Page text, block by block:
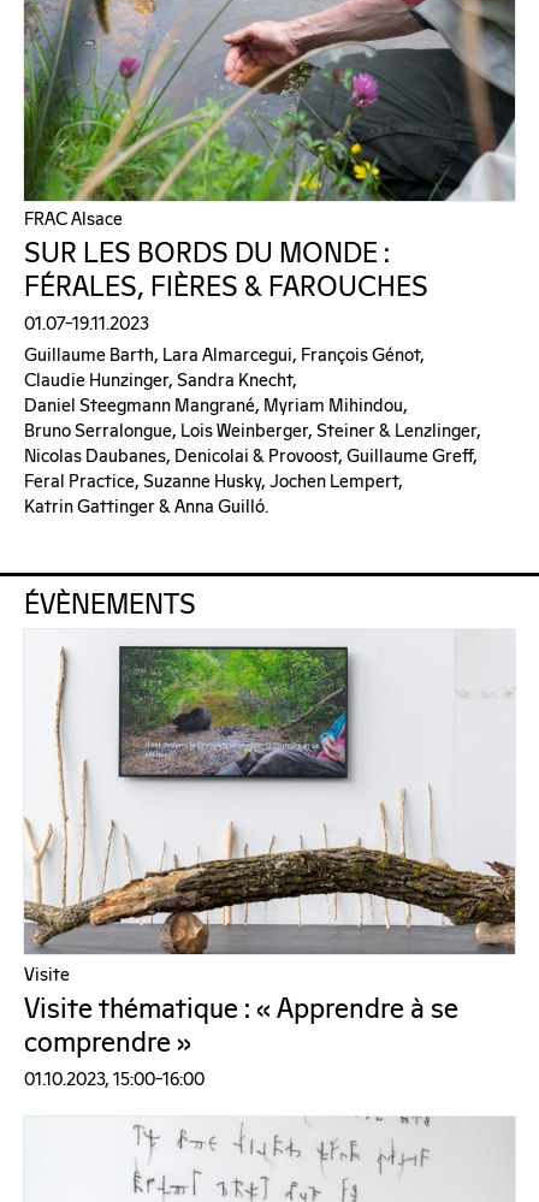
FRAC Alsace
SUR LES BORDS DU MONDE :
FÉRALES, FIÈRES & FAROUCHES
01.07–19.11.2023
Guillaume Barth, Lara Almarcegui, François Génot,
Claudie Hunzinger, Sandra Knecht,
Daniel Steegmann Mangrané, Myriam Mihindou,
Bruno Serralongue, Lois Weinberger, Steiner & Lenzlinger,
Nicolas Daubanes, Denicolai & Provoost, Guillaume Greff,
Feral Practice, Suzanne Husky, Jochen Lempert,
Katrin Gattinger & Anna Guilló.
ÉVÈNEMENTS
Visite
Visite thématique : « Apprendre à se
comprendre »
01.10.2023, 15:00–16:00